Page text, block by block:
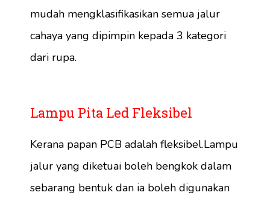
mudah mengklasifikasikan semua jalur
cahaya yang dipimpin kepada 3 kategori
dari rupa.
Lampu Pita Led Fleksibel
Kerana papan PCB adalah fleksibel.Lampu
jalur yang diketuai boleh bengkok dalam
sebarang bentuk dan ia boleh digunakan